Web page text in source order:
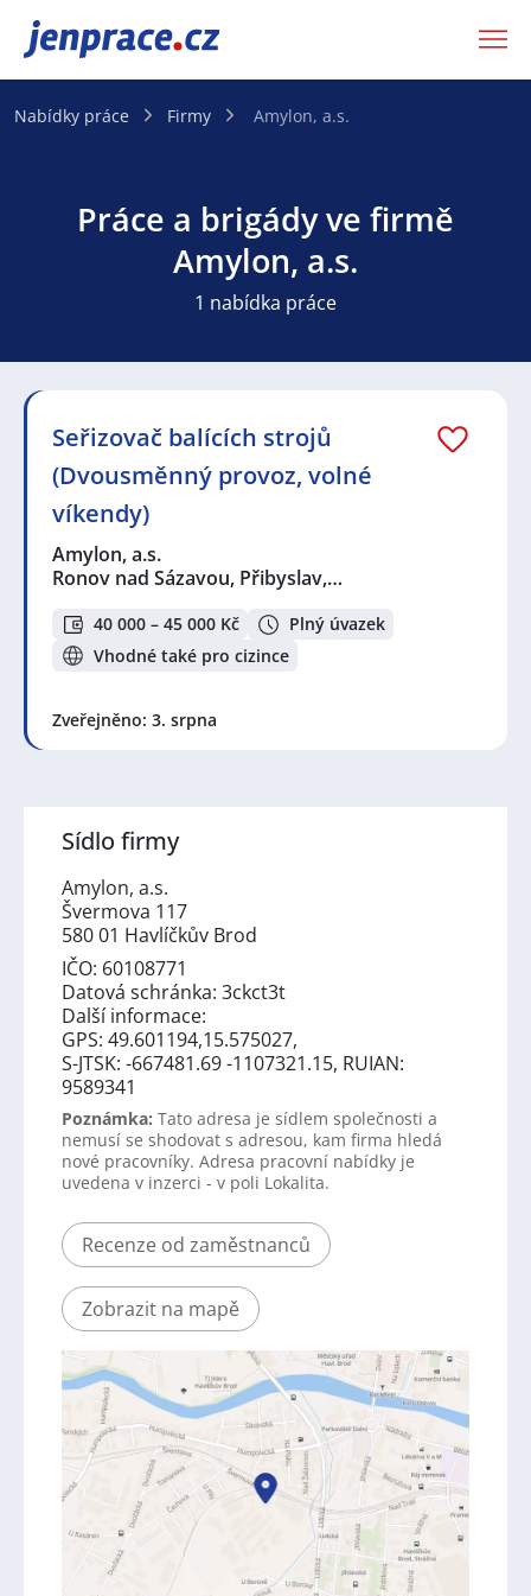
JenPráce.cz
Nabídky práce Firmy Amylon, a.s.
Práce a brigády ve firmě
Amylon, a.s.
1 nabídka práce
Seřizovač balících strojů
(Dvousměnný provoz, volné
víkendy)
Amylon, a.s.
Ronov nad Sázavou, Přibyslav,…
40 000 – 45 000 Kč
Plný úvazek
Vhodné také pro cizince
Zveřejněno: 3. srpna
Sídlo firmy
Amylon, a.s.
Švermova 117
580 01 Havlíčkův Brod
IČO: 60108771
Datová schránka: 3ckct3t
Další informace:
GPS: 49.601194,15.575027,
S-JTSK: -667481.69 -1107321.15, RUIAN:
9589341
Poznámka: Tato adresa je sídlem společnosti a
nemusí se shodovat s adresou, kam firma hledá
nové pracovníky. Adresa pracovní nabídky je
uvedena v inzerci - v poli Lokalita.
Recenze od zaměstnanců
Zobrazit na mapě